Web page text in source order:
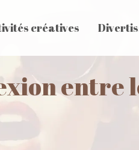
créatives
entre